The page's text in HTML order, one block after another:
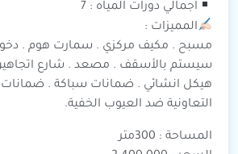
اجمالي دورات المياه : 7
المميزات :
مسبح . مكيف مركزي . سمارت هوم .
هيكل انشائي . ضمانات سباكة . ضمانات
التعاونية ضد العيوب الخفية.
المساحة : 300متر